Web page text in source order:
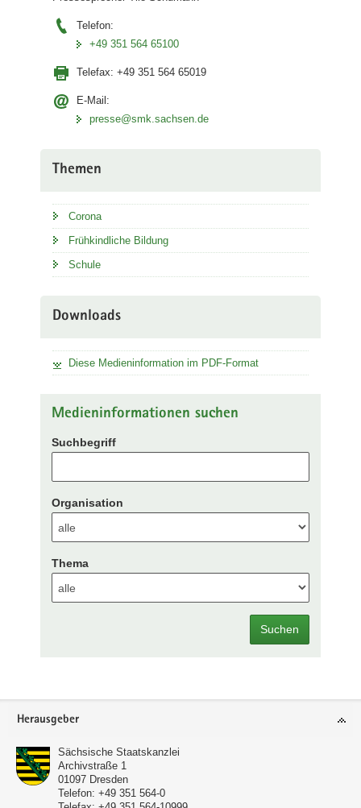
Telefon:
+49 351 564 65100
Telefax: +49 351 564 65019
E-Mail:
presse@smk.sachsen.de
Themen
Corona
Frühkindliche Bildung
Schule
Downloads
Diese Medieninformation im PDF-Format
Medieninformationen suchen
Suchbegriff
Organisation
Thema
Suchen
Footer-
Herausgeber
Sächsische Staatskanzlei
Archivstraße 1
01097 Dresden
Telefon: +49 351 564-0